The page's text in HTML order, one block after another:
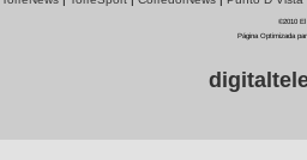
©2010 El
Página Optimizada